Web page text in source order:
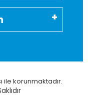
ile korunmaktadır.